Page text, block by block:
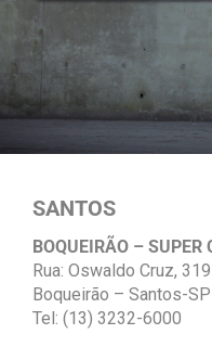
SANTOS
BOQUEIRÃO – SUPER
Rua: Oswaldo Cruz,
Boqueirão – Santos-SP
Tel: (13) 3232-6000